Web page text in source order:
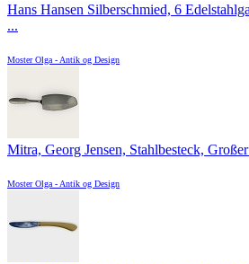
Hans Hansen Silberschmied, 6
...
Moster Olga - Antik og Design
Mitra, Georg Jensen, Stahlbesteck,
Moster Olga - Antik og Design